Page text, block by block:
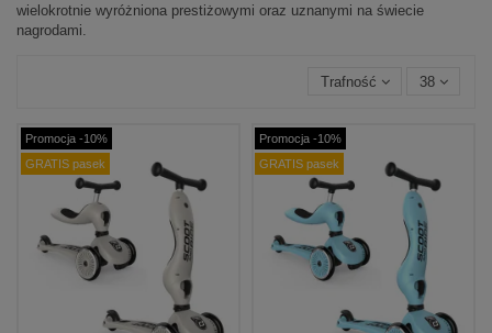
wielokrotnie wyróżniona prestiżowymi oraz uznanymi na świecie
nagrodami.
Trafność 38
Promocja -10%
GRATIS pasek
Promocja -10%
GRATIS pasek